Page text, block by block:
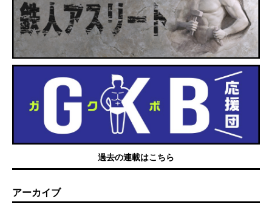
過去の連載はこちら
アーカイブ